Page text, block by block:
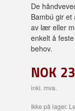
De
Bambú gir
av lær eller
enkelt å
behov.
NOK
inkl. mva.
Ikke på lager.